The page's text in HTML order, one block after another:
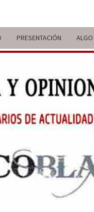
PRESENTACIÓN